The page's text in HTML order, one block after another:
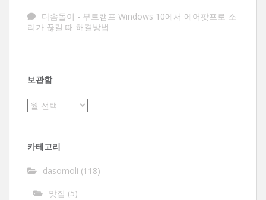
다솜돌이 - 부트캠프 Windows 10에서 에어팟프로 소
리가 끊길 때 해결방법
보관함
보
카테고리
dasomoli (118)
맛집 (5)